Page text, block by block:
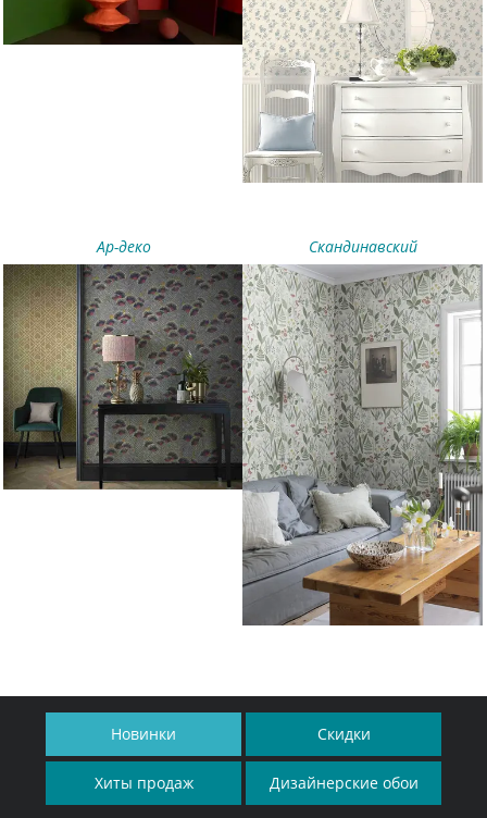
Ар-деко Скандинавский
Новинки Скидки
Хиты продаж Дизайнерские обои